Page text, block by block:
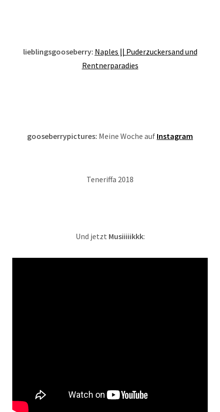
lieblingsgooseberry: Naples || Puderzuckersand und
Rentnerparadies
gooseberrypictures: Meine Woche auf Instagram
Teneriffa 2018
Und jetzt Musiiiiikkk: